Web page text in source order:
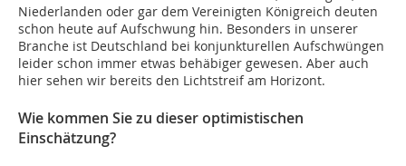
Niederlanden oder gar dem Vereinigten Königreich deuten
schon heute auf Aufschwung hin. Besonders in unserer
Branche ist Deutschland bei konjunkturellen Aufschwüngen
leider schon immer etwas behäbiger gewesen. Aber auch
hier sehen wir bereits den Lichtstreif am Horizont.
Wie kommen Sie zu dieser optimistischen
Einschätzung?